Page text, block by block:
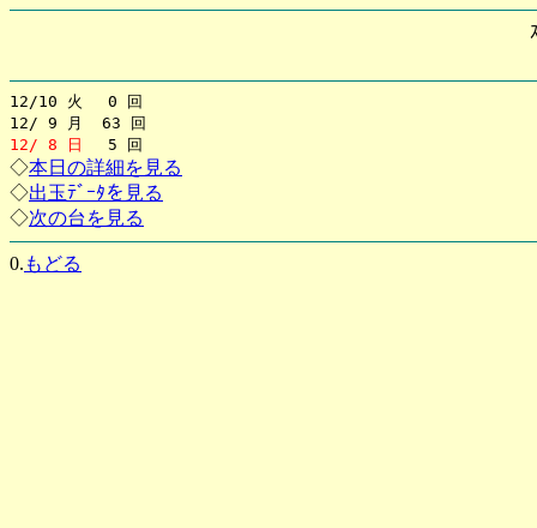
12/10 火 0 回
12/ 9 月 63 回
12/ 8 日
5 回
◇本日の詳細を見る
◇出玉ﾃﾞｰﾀを見る
◇次の台を見る
0. もどる